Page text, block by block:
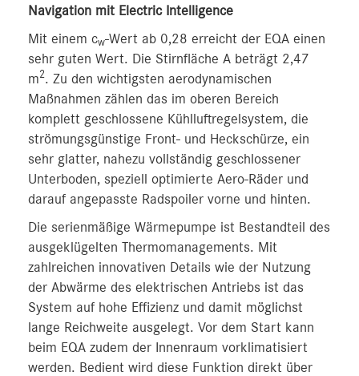
Navigation mit Electric Intelligence
Mit einem cw-Wert ab 0,28 erreicht der EQA einen
sehr guten Wert. Die Stirnfläche A beträgt 2,47
m2. Zu den wichtigsten aerodynamischen
Maßnahmen zählen das im oberen Bereich
komplett geschlossene Kühlluftregelsystem, die
strömungsgünstige Front- und Heckschürze, ein
sehr glatter, nahezu vollständig geschlossener
Unterboden, speziell optimierte Aero-Räder und
darauf angepasste Radspoiler vorne und hinten.
Die serienmäßige Wärmepumpe ist Bestandteil des
ausgeklügelten Thermomanagements. Mit
zahlreichen innovativen Details wie der Nutzung
der Abwärme des elektrischen Antriebs ist das
System auf hohe Effizienz und damit möglichst
lange Reichweite ausgelegt. Vor dem Start kann
beim EQA zudem der Innenraum vorklimatisiert
werden. Bedient wird diese Funktion direkt über